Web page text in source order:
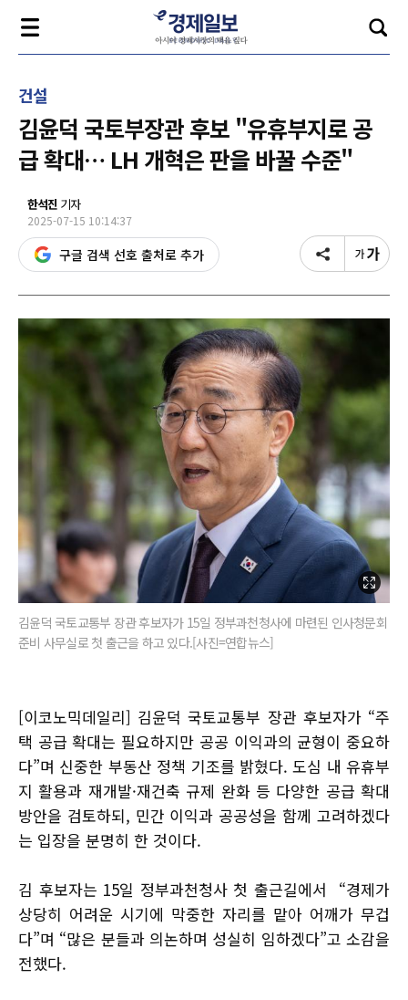
건설
김윤덕 국토부장관 후보 "유휴부지로 공
급 확대… LH 개혁은 판을 바꿀 수준"
한석진 기자
2025-07-15 10:14:37
구글 검색 선호 출처로 추가
김윤덕 국토교통부 장관 후보자가 15일 정부과천청사에 마련된 인사청문회
준비 사무실로 첫 출근을 하고 있다.[사진=연합뉴스]
[이코노믹데일리] 김윤덕 국토교통부 장관 후보자가 “주
택 공급 확대는 필요하지만 공공 이익과의 균형이 중요하
다”며 신중한 부동산 정책 기조를 밝혔다. 도심 내 유휴부
지 활용과 재개발·재건축 규제 완화 등 다양한 공급 확대
방안을 검토하되, 민간 이익과 공공성을 함께 고려하겠다
는 입장을 분명히 한 것이다.
김 후보자는 15일 정부과천청사 첫 출근길에서 “경제가
상당히 어려운 시기에 막중한 자리를 맡아 어깨가 무겁
다”며 “많은 분들과 의논하며 성실히 임하겠다”고 소감을
전했다.